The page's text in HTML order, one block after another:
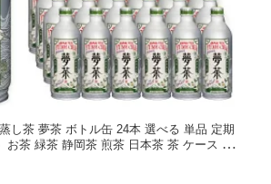
し茶 夢茶 ボトル缶 24本 選べる 単品 定期
お茶 緑茶 静岡茶 煎茶 日本茶 茶 ケース ま
料 ドリンク 水分補給 暑さ対策 1本約490g